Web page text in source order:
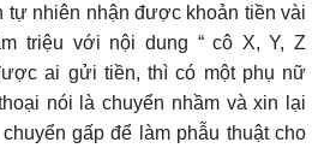
tự nhiên nhận được khoản tiền vài
triệu với nội dung “ cô X, Y, Z
ai gửi tiền, thì có một phụ nữ
nói là chuyển nhầm và xin lại
gấp để làm phẫu thuật cho